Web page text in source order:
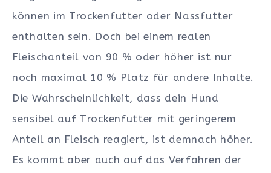
können im Trockenfutter oder Nassfutter
enthalten sein. Doch bei einem realen
Fleischanteil von 90 % oder höher ist nur
noch maximal 10 % Platz für andere Inhalte.
Die Wahrscheinlichkeit, dass dein Hund
sensibel auf Trockenfutter mit geringerem
Anteil an Fleisch reagiert, ist demnach höher.
Es kommt aber auch auf das Verfahren der